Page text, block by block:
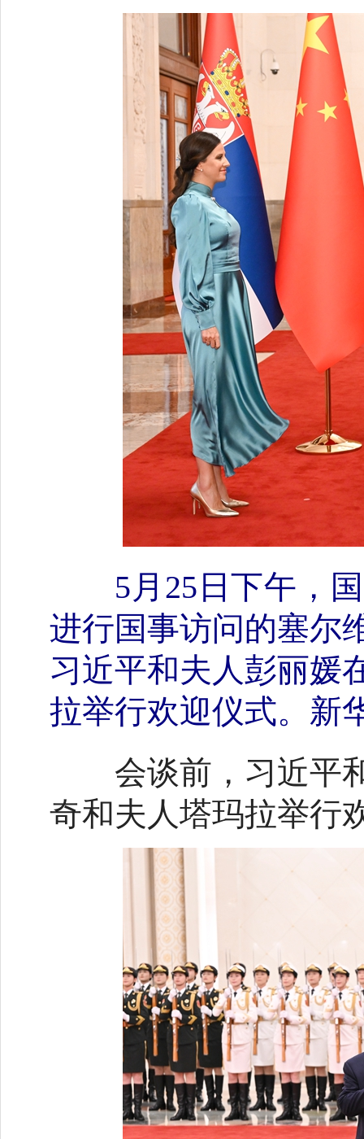
5月25日下午，
进行国事访问的塞尔
习近平和夫人彭丽媛
拉举行欢迎仪式。新
会谈前，习近平和
奇和夫人塔玛拉举行